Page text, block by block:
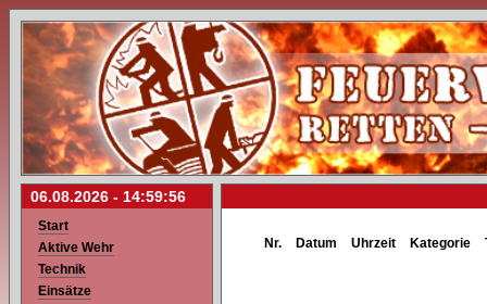
06.08.2026 - 14:59:56
Start
Aktive Wehr
Technik
Einsätze
Nr. Datum Uhrzeit Kategorie